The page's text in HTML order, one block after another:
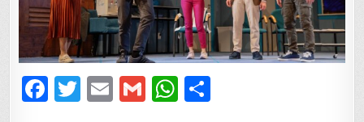
F
T
E
G
W